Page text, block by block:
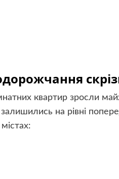
квартир зросли
на рівні